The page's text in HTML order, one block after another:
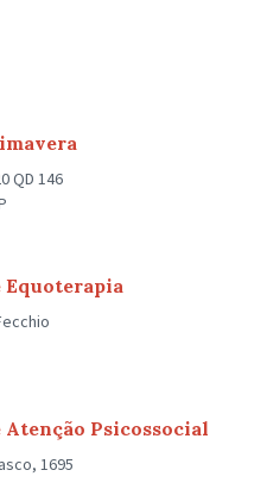
QD 146
Equoterapia
Atenção Psicossocial
1695